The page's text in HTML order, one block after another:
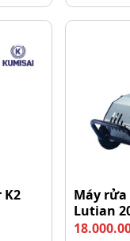
K2
Máy
Lutian